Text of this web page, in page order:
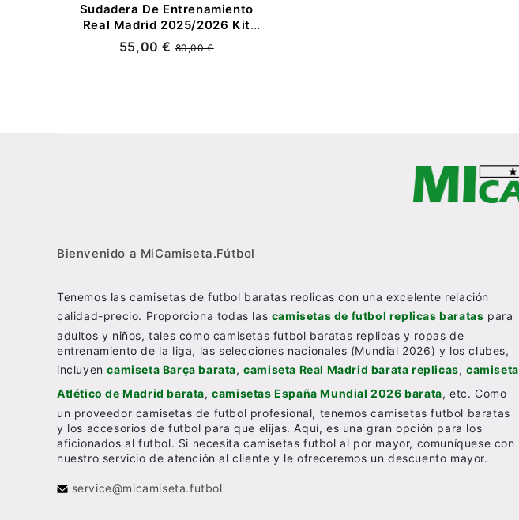
Sudadera De Entrenamiento
Real Madrid 2025/2026 Kit
Verde Claro
55,00 €80,00 €
Bienvenido a MiCamiseta.Fútbol
Tenemos las camisetas de futbol baratas replicas con una excelente relación
calidad-precio. Proporciona todas las camisetas de futbol replicas baratas para
adultos y niños, tales como camisetas futbol baratas replicas y ropas de
entrenamiento de la liga, las selecciones nacionales (Mundial 2026) y los clubes,
incluyencamiseta Barça barata,camiseta Real Madrid barata replicas,camiseta
Atlético de Madrid barata,camisetas España Mundial 2026 barata, etc. Como
un proveedor camisetas de futbol profesional, tenemos camisetas futbol baratas
y los accesorios de futbol para que elijas. Aquí, es una gran opción para los
aficionados al futbol. Si necesita camisetas futbol al por mayor, comuníquese con
nuestro servicio de atención al cliente y le ofreceremos un descuento mayor.
service@micamiseta.futbol